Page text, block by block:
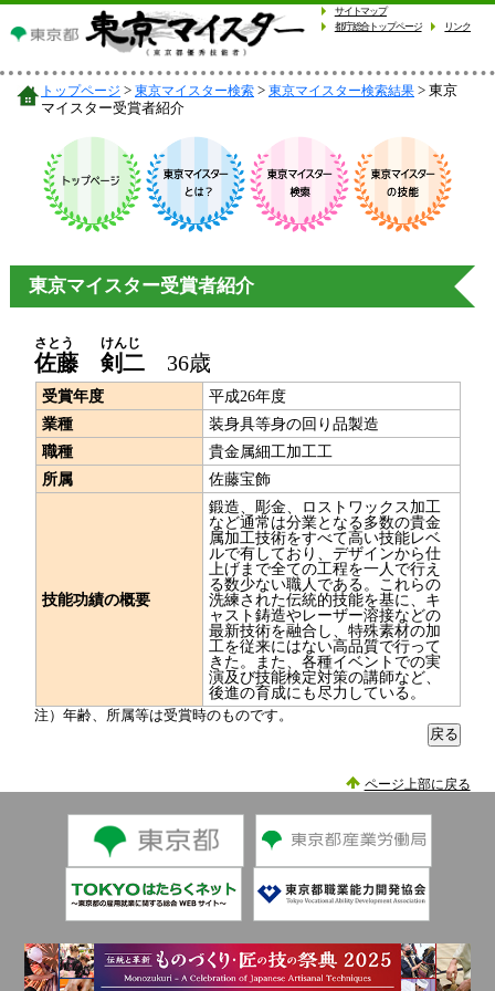
サイトマップ
都庁総合トップページ
リンク
トップページ 東京マイスター検索 東京マイスター検索結果
東京
マイスター受賞者紹介
東京マイスター受賞者紹介
佐藤
さとう
剣二
けんじ
36歳
受賞年度
平成26年度
業種
装身具等身の回り品製造
職種
貴金属細工加工工
所属
佐藤宝飾
技能功績の概要
鍛造、彫金、ロストワックス加工
など通常は分業となる多数の貴金
属加工技術をすべて高い技能レベ
ルで有しており、デザインから仕
上げまで全ての工程を一人で行え
る数少ない職人である。これらの
洗練された伝統的技能を基に、キ
ャスト鋳造やレーザー溶接などの
最新技術を融合し、特殊素材の加
工を従来にはない高品質で行って
きた。また、各種イベントでの実
演及び技能検定対策の講師など、
後進の育成にも尽力している。
注）年齢、所属等は受賞時のものです。
ページ上部に戻る